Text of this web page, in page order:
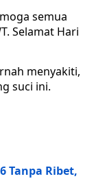
semua
Selamat Hari
menyakiti,
suci ini.
Tanpa Ribet,